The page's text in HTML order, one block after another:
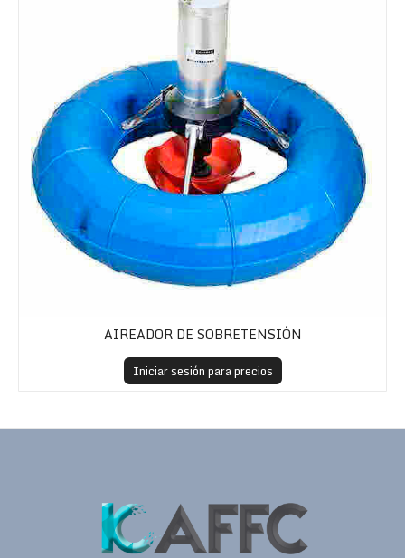
AIREADOR DE SOBRETENSIÓN
Iniciar sesión para precios